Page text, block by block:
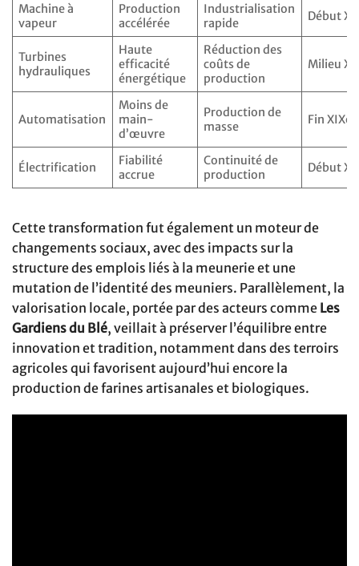
Machine à
vapeur
Production
accélérée
Industrialisation
rapide
Début
Turbines
hydrauliques
Haute
efficacité
énergétique
Réduction des
coûts de
production
Milieu
Automatisation
Moins de
main-
d’œuvre
Production de
masse
Fin XIXe
Électrification
Fiabilité
accrue
Continuité de
production
Début
Cette transformation fut également un moteur de
changements sociaux, avec des impacts sur la
structure des emplois liés à la meunerie et une
mutation de l’identité des meuniers. Parallèlement, la
valorisation locale, portée par des acteurs comme Les
Gardiens du Blé, veillait à préserver l’équilibre entre
innovation et tradition, notamment dans des terroirs
agricoles qui favorisent aujourd’hui encore la
production de farines artisanales et biologiques.